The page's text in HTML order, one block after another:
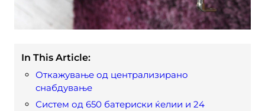
In This Article:
Откажување од централизирано
снабдување
Систем од 650 батериски ќелии и 24